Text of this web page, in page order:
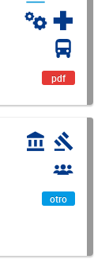
pdf
otro